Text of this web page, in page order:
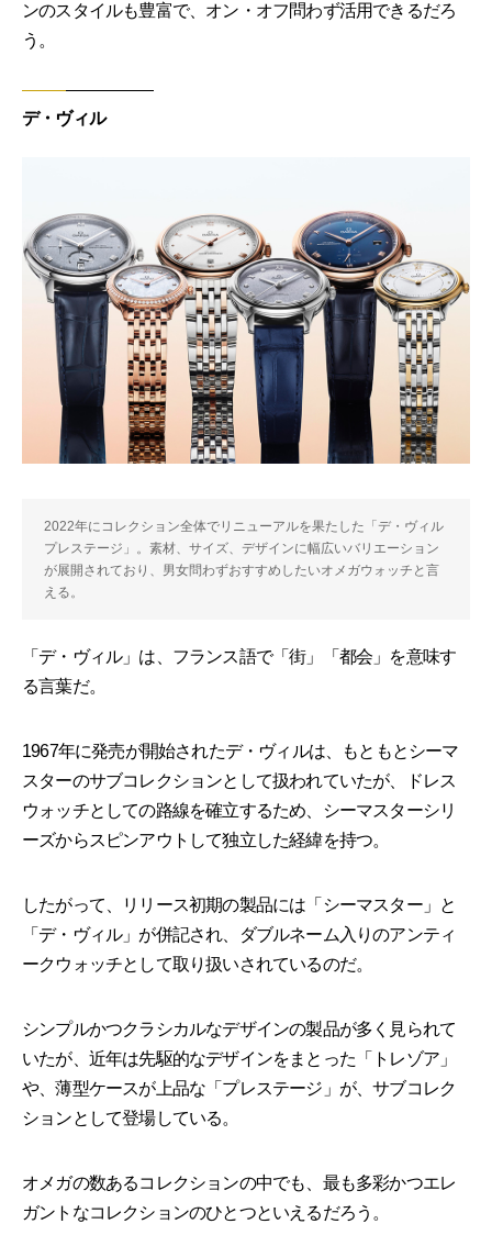
ンのスタイルも豊富で、オン・オフ問わず活用できるだろ
う。
デ・ヴィル
2022年にコレクション全体でリニューアルを果たした「デ・ヴィル
プレステージ」。素材、サイズ、デザインに幅広いバリエーション
が展開されており、男女問わずおすすめしたいオメガウォッチと言
える。
「デ・ヴィル」は、フランス語で「街」「都会」を意味す
る言葉だ。
1967年に発売が開始されたデ・ヴィルは、もともとシーマ
スターのサブコレクションとして扱われていたが、ドレス
ウォッチとしての路線を確立するため、シーマスターシリ
ーズからスピンアウトして独立した経緯を持つ。
したがって、リリース初期の製品には「シーマスター」と
「デ・ヴィル」が併記され、ダブルネーム入りのアンティ
ークウォッチとして取り扱いされているのだ。
シンプルかつクラシカルなデザインの製品が多く見られて
いたが、近年は先駆的なデザインをまとった「トレゾア」
や、薄型ケースが上品な「プレステージ」が、サブコレク
ションとして登場している。
オメガの数あるコレクションの中でも、最も多彩かつエレ
ガントなコレクションのひとつといえるだろう。